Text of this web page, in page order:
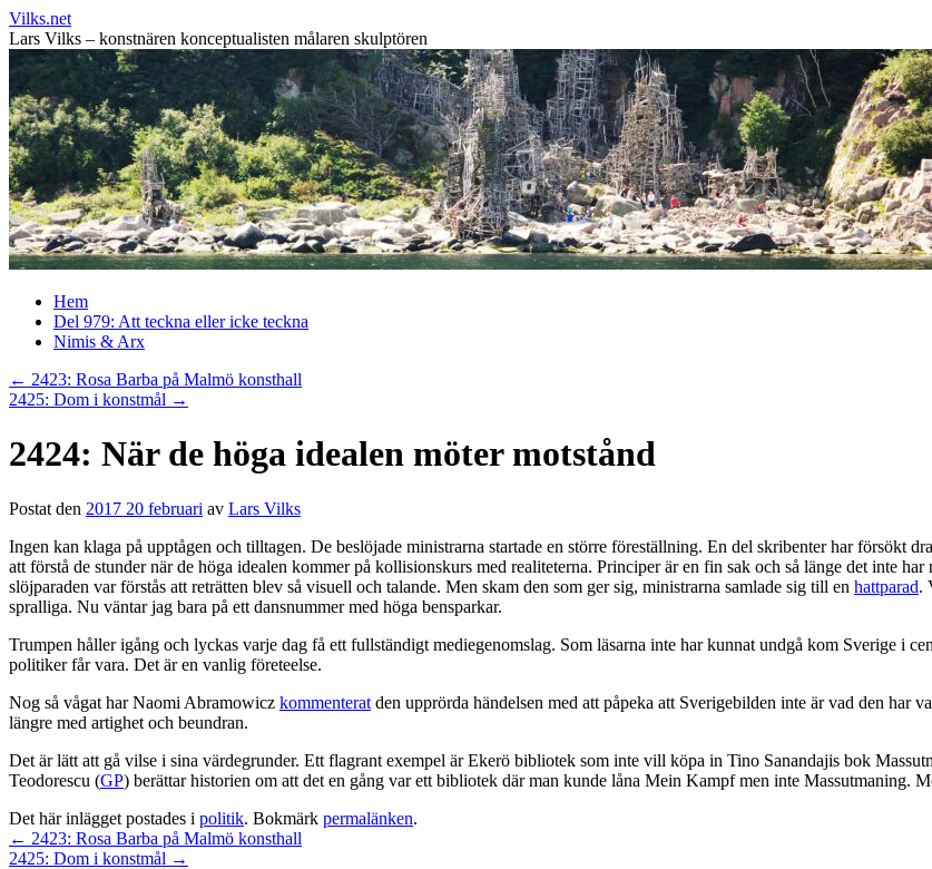
Vilks.net
Lars Vilks – konstnären konceptualisten målaren skulptören
Hoppa
innehåll
Hem
Del 979: Att teckna eller icke teckna
Nimis & Arx
← 2423: Rosa Barba på Malmö konsthall
2425: Dom i konstmål →
2424: När de höga idealen möter motstånd
Postat den 2017 20 februari av Lars Vilks
Ingen kan klaga på upptågen och tilltagen. De beslöjade ministrarna startade en större föreställning. En del skribenter har försökt
att förstå de stunder när de höga idealen kommer på kollisionskurs med realiteterna. Principer är en fin sak och så länge det inte
slöjparaden var förstås att reträtten blev så visuell och talande. Men skam den som ger sig, ministrarna samlade sig till en hattparad.
spralliga. Nu väntar jag bara på ett dansnummer med höga bensparkar.
Trumpen håller igång och lyckas varje dag få ett fullständigt mediegenomslag. Som läsarna inte har kunnat undgå kom Sverige i
politiker får vara. Det är en vanlig företeelse.
Nog så vågat har Naomi Abramowicz kommenterat den upprörda händelsen med att påpeka att Sverigebilden inte är vad den har
längre med artighet och beundran.
Det är lätt att gå vilse i sina värdegrunder. Ett flagrant exempel är Ekerö bibliotek som inte vill köpa in Tino Sanandajis bok
Teodorescu (GP) berättar historien om att det en gång var ett bibliotek där man kunde låna Mein Kampf men inte Massutmaning.
Det här inlägget postades i politik. Bokmärk permalänken.
← 2423: Rosa Barba på Malmö konsthall
2425: Dom i konstmål →